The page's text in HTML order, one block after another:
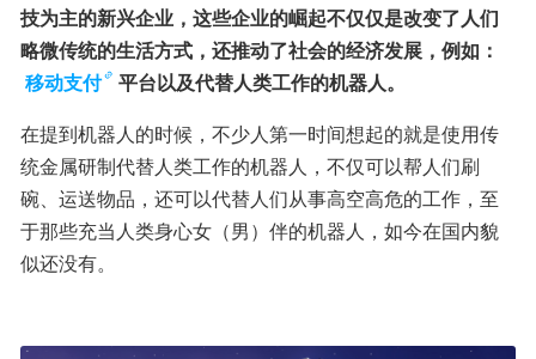
技为主的新兴企业，这些企业的崛起不仅仅是改变了人们
略微传统的生活方式，还推动了社会的经济发展，例如：
移动支付
平台以及代替人类工作的机器人。
在提到机器人的时候，不少人第一时间想起的就是使用传
统金属研制代替人类工作的机器人，不仅可以帮人们刷
碗、运送物品，还可以代替人们从事高空高危的工作，至
于那些充当人类身心女（男）伴的机器人，如今在国内貌
似还没有。